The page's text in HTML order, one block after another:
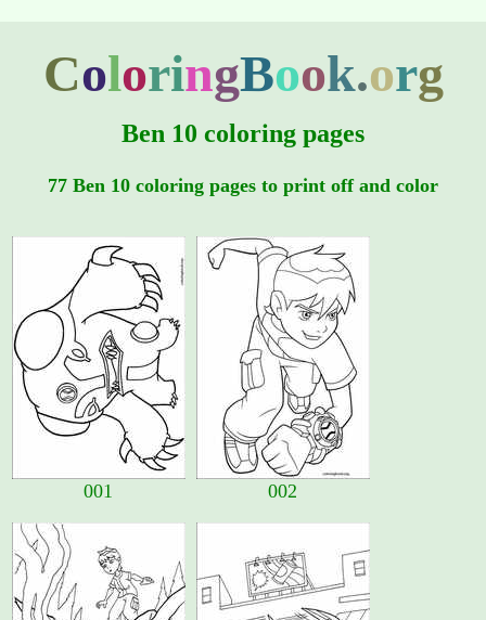
ColoringBook.org
Ben 10 coloring pages
77 Ben 10 coloring pages to print off and color
001 002